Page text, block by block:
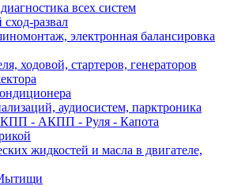
всех систем
развал
электронная балансировка
ходовой, стартеров, генераторов
аудиосистем, парктроника
КПП - АКПП - Руля - Капота
жидкостей и масла в двигателе,